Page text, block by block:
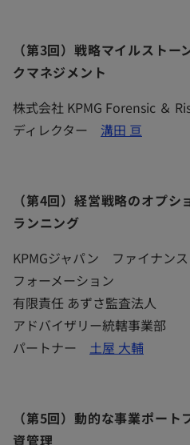
（第3回）戦略マイルスト
クマネジメント
株式会社 KPMG Forensic ＆
ディレクター 溝田 亘
（第4回）経営戦略のオプ
ランニング
​KPMGジャパン ファイナン
フォーメーション
有限責任 あずさ監査法人
アドバイザリー統轄事業部
パートナー 土屋 大輔
（第5回）動的な事業ポー
資管理